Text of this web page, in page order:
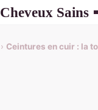
Cheveux Sains
› Ceintures en cuir : la